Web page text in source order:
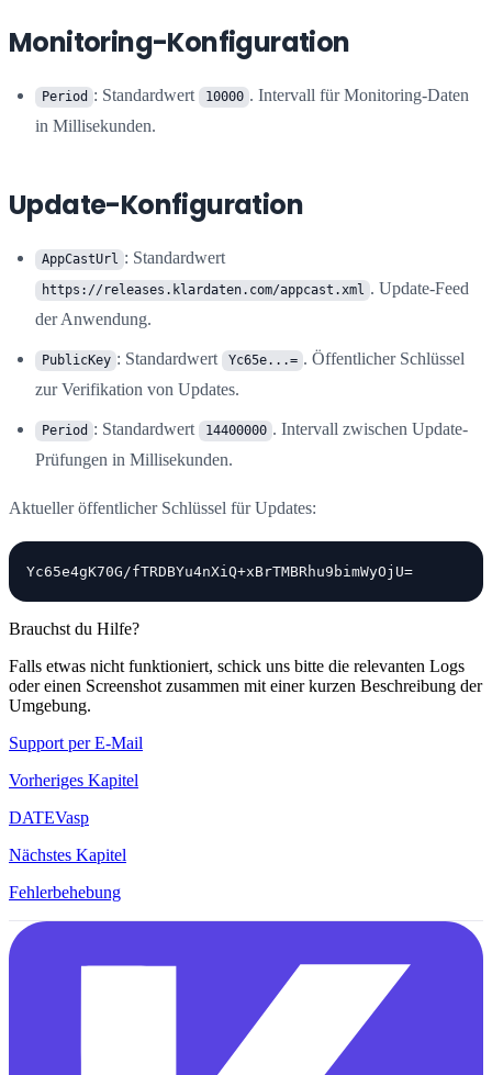
Monitoring-Konfiguration
Period : Standardwert 10000 . Intervall für Monitoring-Daten
in Millisekunden.
Update-Konfiguration
AppCastUrl : Standardwert
https://releases.klardaten.com/appcast.xml . Update-Feed
der Anwendung.
PublicKey : Standardwert Yc65e...= . Öffentlicher Schlüssel
zur Verifikation von Updates.
Period : Standardwert 14400000 . Intervall zwischen Update-
Prüfungen in Millisekunden.
Aktueller öffentlicher Schlüssel für Updates:
Brauchst du Hilfe?
Falls etwas nicht funktioniert, schick uns bitte die relevanten Logs
oder einen Screenshot zusammen mit einer kurzen Beschreibung der
Umgebung.
Support per E-Mail
Vorheriges Kapitel
DATEVasp
Nächstes Kapitel
Fehlerbehebung